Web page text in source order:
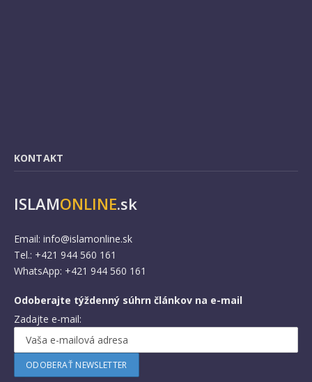
KONTAKT
ISLAMONLINE.sk
Email: info@islamonline.sk
Tel.: +421 944 560 161
WhatsApp: +421 944 560 161
Odoberajte týždenný súhrn článkov na e-mail
Zadajte e-mail: